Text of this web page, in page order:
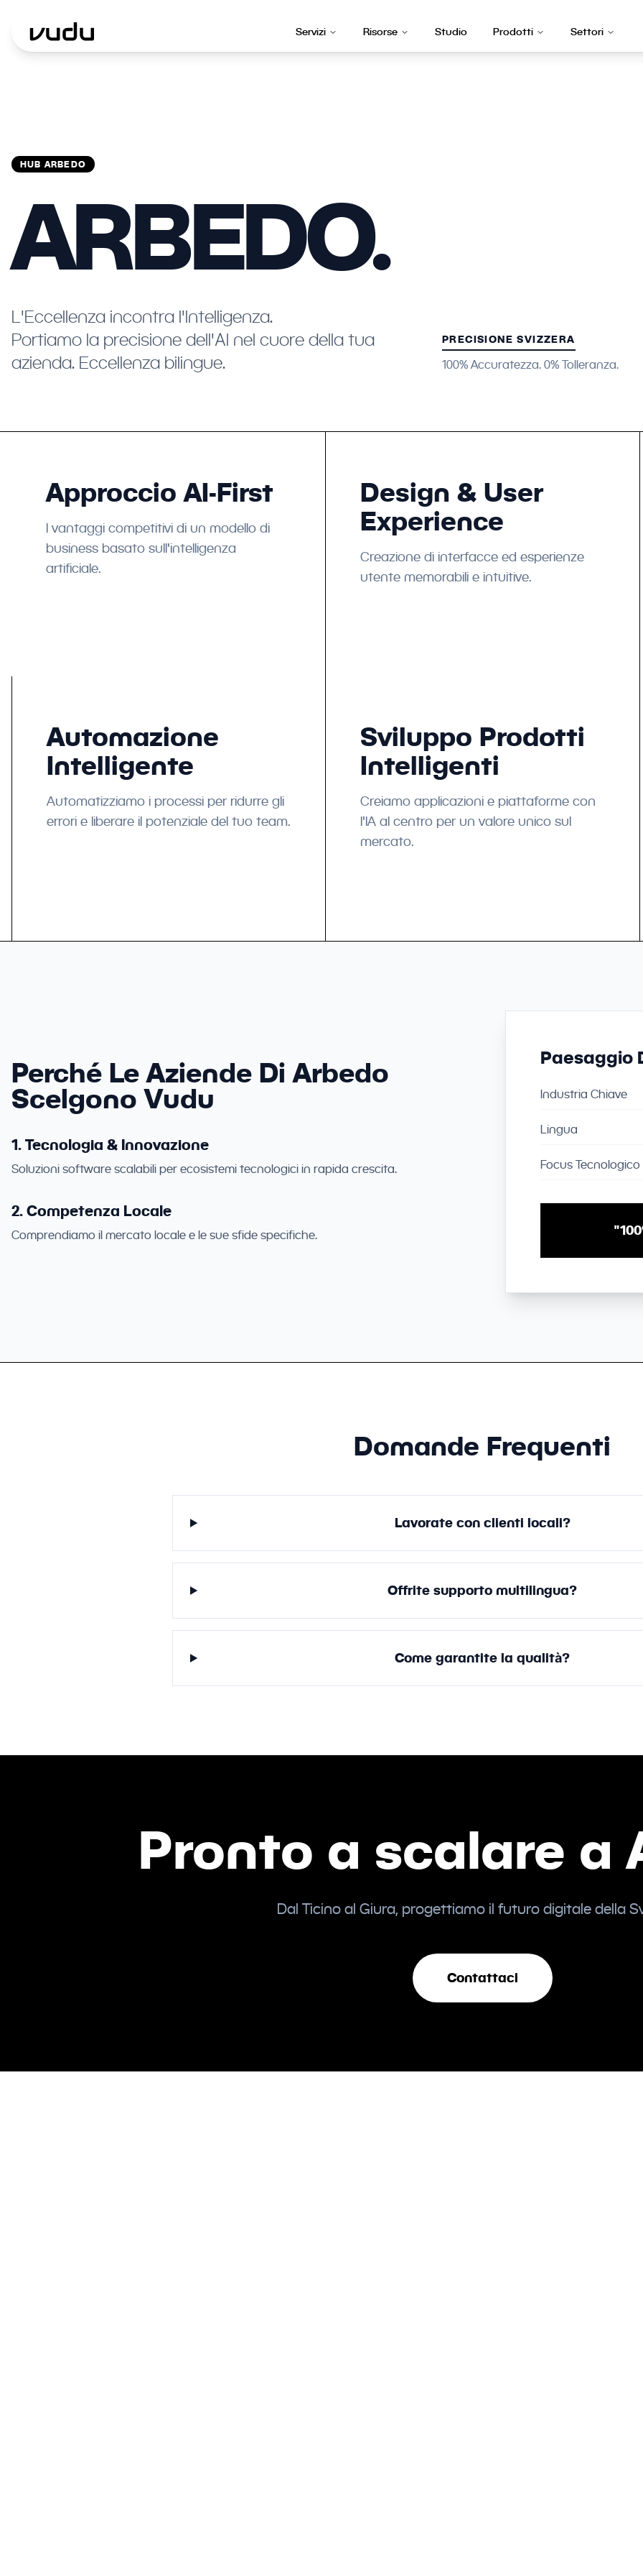
Servizi Risorse Studio Prodotti Settori
HUB ARBEDO
ARBEDO.
L'Eccellenza incontra l'Intelligenza.
Portiamo la precisione dell'AI nel cuore della tua
azienda. Eccellenza bilingue.
PRECISIONE SVIZZERA
100% Accuratezza. 0% Tolleranza.
Approccio AI-First
I vantaggi competitivi di un modello di
business basato sull'intelligenza
artificiale.
Design & User
Experience
Creazione di interfacce ed esperienze
utente memorabili e intuitive.
Automazione
Intelligente
Automatizziamo i processi per ridurre gli
errori e liberare il potenziale del tuo team.
Sviluppo Prodotti
Intelligenti
Creiamo applicazioni e piattaforme con
l'IA al centro per un valore unico sul
mercato.
Perché Le Aziende Di Arbedo
Scelgono Vudu
1. Tecnologia & Innovazione
Soluzioni software scalabili per ecosistemi tecnologici in rapida crescita.
2. Competenza Locale
Comprendiamo il mercato locale e le sue sfide specifiche.
Paesaggio
Industria Chiave
Lingua
Focus Tecnologico
Domande Frequenti
Lavorate con clienti locali?
Offrite supporto multilingua?
Come garantite la qualità?
Pronto a scalare a
Dal Ticino al Giura, progettiamo il futuro digitale della
Contattaci